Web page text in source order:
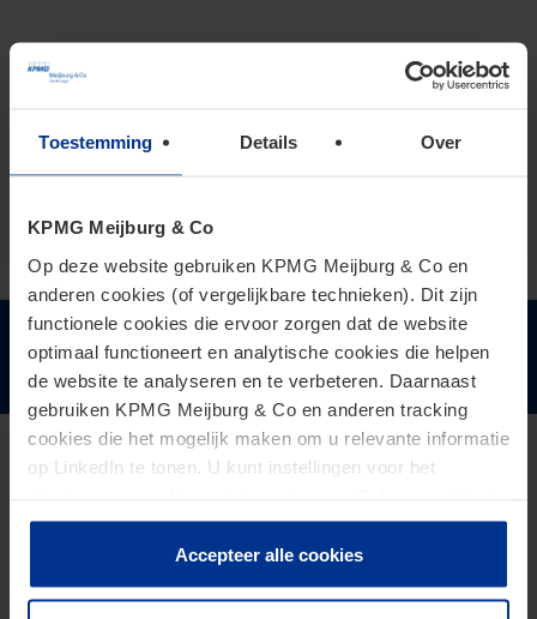
Toestemming Details Over
KPMG Meijburg & Co
Op deze website gebruiken KPMG Meijburg & Co en
anderen cookies (of vergelijkbare technieken). Dit zijn
functionele cookies die ervoor zorgen dat de website
optimaal functioneert en analytische cookies die helpen
de website te analyseren en te verbeteren. Daarnaast
gebruiken KPMG Meijburg & Co en anderen tracking
cookies die het mogelijk maken om u relevante informatie
op LinkedIn te tonen. U kunt instellingen voor het
te klikken. Als u op “Accepteer alle cookies” klikt, geeft u
toestemming voor het gebruik van alle cookies. Deze
toestemming kunt u altijd weer intrekken.
Accepteer alle cookies
Lees verder:
Familie & Bedrijf
Houd mij op de hoogte
Charlotte Gerritsen
Director
Meijburg Amstelveen